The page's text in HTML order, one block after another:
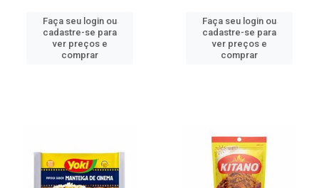
Faça seu login ou
cadastre-se para
ver preços e
comprar
Faça seu login ou
cadastre-se para
ver preços e
comprar